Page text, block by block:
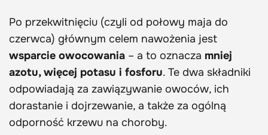
Po przekwitnięciu (czyli od połowy maja do
czerwca) głównym celem nawożenia jest
wsparcie owocowania – a to oznacza mniej
azotu, więcej potasu i fosforu. Te dwa składniki
odpowiadają za zawiązywanie owoców, ich
dorastanie i dojrzewanie, a także za ogólną
odporność krzewu na choroby.